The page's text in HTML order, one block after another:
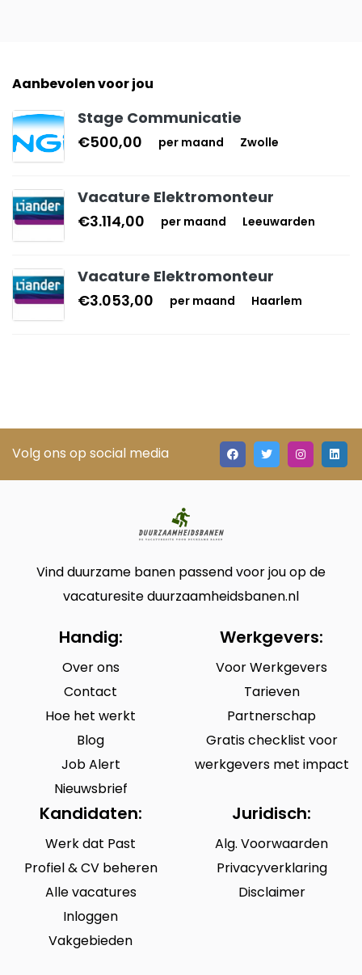
Aanbevolen voor jou
Stage Communicatie
€500,00
per maand Zwolle
Vacature Elektromonteur
€3.114,00
per maand Leeuwarden
Vacature Elektromonteur
€3.053,00
per maand Haarlem
Volg ons op social media
Vind duurzame banen passend voor jou op de
vacaturesite duurzaamheidsbanen.nl
Handig:
Over ons
Contact
Hoe het werkt
Blog
Job Alert
Nieuwsbrief
Werkgevers:
Voor Werkgevers
Tarieven
Partnerschap
Gratis checklist voor
werkgevers met impact
Kandidaten:
Werk dat Past
Profiel & CV beheren
Alle vacatures
Inloggen
Vakgebieden
Juridisch:
Alg. Voorwaarden
Privacyverklaring
Disclaimer